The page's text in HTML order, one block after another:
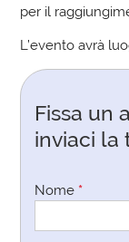
per il
L’evento avrà
Fissa un
inviaci la
Nome *